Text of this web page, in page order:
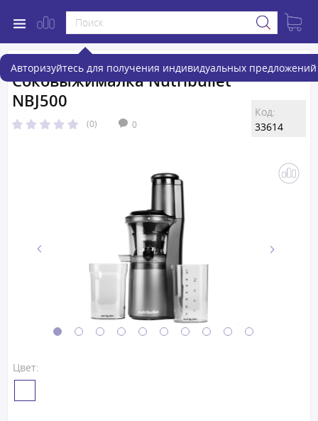
Авторизуйтесь для получения индивидуальных предложений
Соковыжималка Nutribullet
NBJ500
(0) 0
Код:
33614
Цвет: